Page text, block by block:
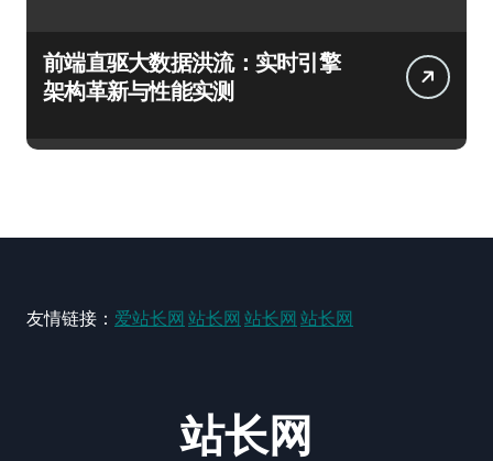
前端直驱大数据洪流：实时引擎
架构革新与性能实测
友情链接： 爱站长网 站长网 站长网 站长网
站长网